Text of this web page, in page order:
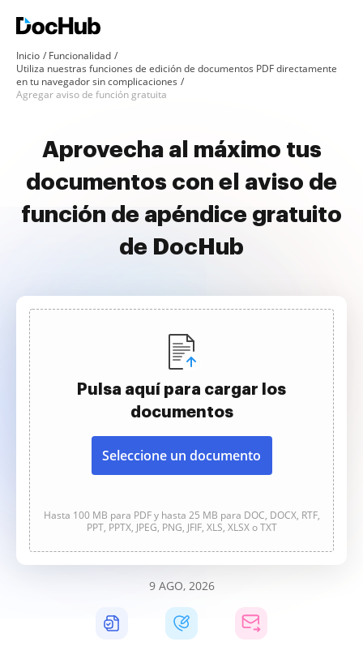
Inicio
Funcionalidad
Utiliza nuestras funciones de edición de documentos PDF directamente
en tu navegador sin complicaciones
Agregar aviso de función gratuita
Aprovecha al máximo tus
documentos con el aviso de
función de apéndice gratuito
de DocHub
Pulsa aquí para cargar los
documentos
Seleccione un documento
Hasta 100 MB para PDF y hasta 25 MB para DOC, DOCX, RTF,
PPT, PPTX, JPEG, PNG, JFIF, XLS, XLSX o TXT
9 AGO, 2026